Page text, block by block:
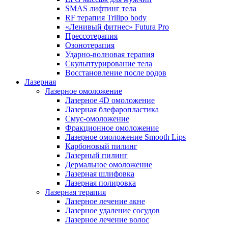
SMAS лифтинг тела
RF терапия Trilipo body
«Ленивый фитнес» Futura Pro
Прессотерапия
Озонотерапия
Ударно-волновая терапия
Скульптурирование тела
Восстановление после родов
Лазерная
Лазерное омоложение
Лазерное 4D омоложение
Лазерная блефаропластика
Смус-омоложение
Фракционное омоложение
Лазерное омоложение Smooth Lips
Карбоновый пилинг
Лазерный пилинг
Дермальное омоложение
Лазерная шлифовка
Лазерная полировка
Лазерная терапия
Лазерное лечение акне
Лазерное удаление сосудов
Лазерное лечение волос